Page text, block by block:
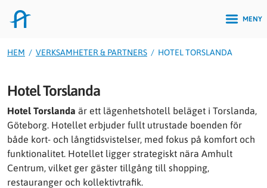
MENY
HEM / VERKSAMHETER & PARTNERS / HOTEL TORSLANDA
Hotel Torslanda
Hotel Torslanda är ett lägenhetshotell beläget i Torslanda,
Göteborg. Hotellet erbjuder fullt utrustade boenden för
både kort- och långtidsvistelser, med fokus på komfort och
funktionalitet. Hotellet ligger strategiskt nära Amhult
Centrum, vilket ger gäster tillgång till shopping,
restauranger och kollektivtrafik.